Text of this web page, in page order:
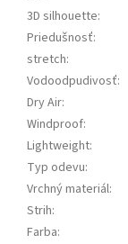
3D silhouette:
Priedušnosť:
stretch:
Vodoodpudivosť:
Dry Air:
Windproof:
Lightweight:
Typ odevu:
Vrchný materiál:
Strih:
Farba: